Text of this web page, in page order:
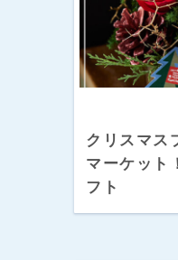
クリスマス
マーケット
フト